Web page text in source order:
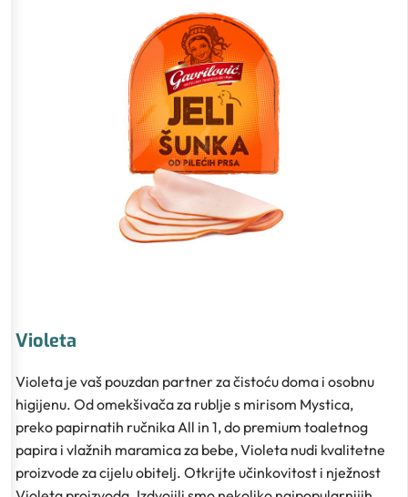
Violeta
Violeta je vaš pouzdan partner za čistoću doma i osobnu
higijenu. Od omekšivača za rublje s mirisom Mystica,
preko papirnatih ručnika All in 1, do premium toaletnog
papira i vlažnih maramica za bebe, Violeta nudi kvalitetne
proizvode za cijelu obitelj. Otkrijte učinkovitost i nježnost